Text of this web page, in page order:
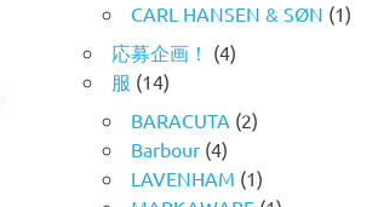
CARL HANSEN & SØN (1)
応募企画！ (4)
服 (14)
BARACUTA (2)
Barbour (4)
LAVENHAM (1)